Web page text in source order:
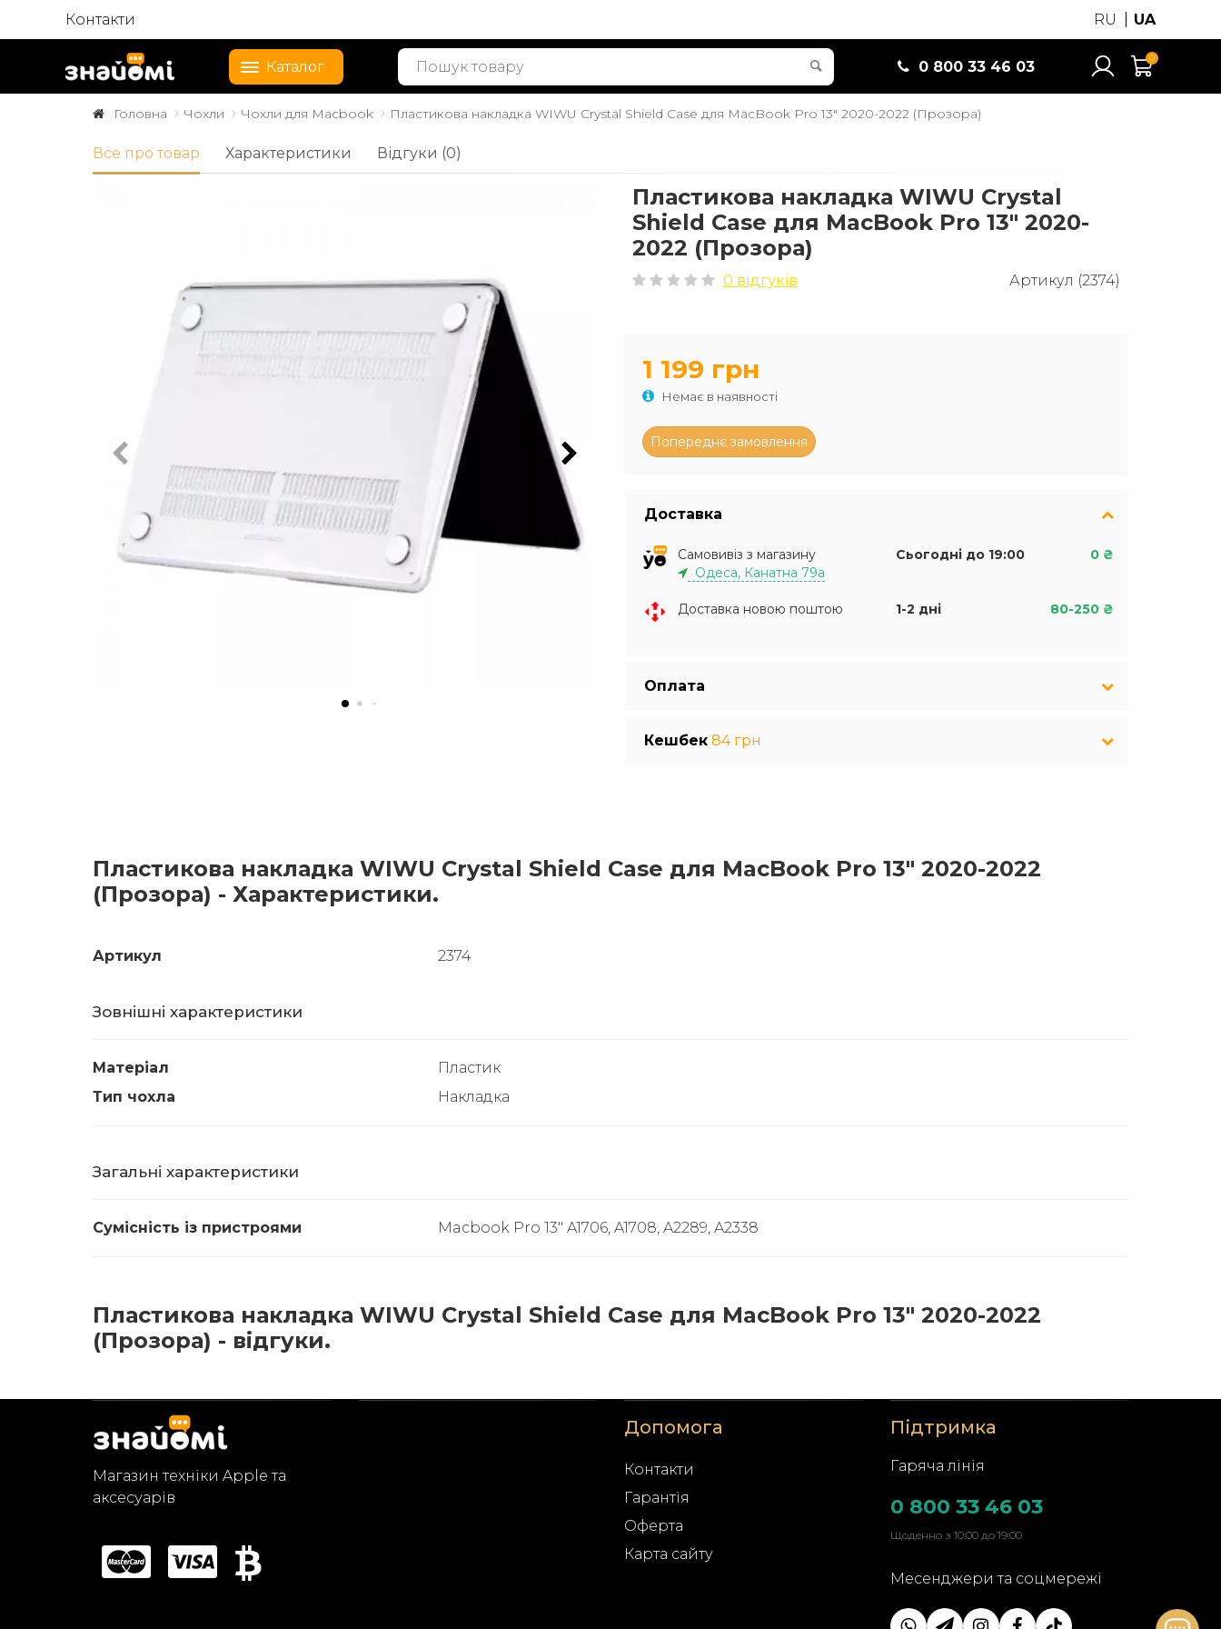
Контакти RU UA
Каталог 0 800 33 46 03
0
Головна Чохли Чохли для Macbook Пластикова накладка WIWU Crystal Shield Case для MacBook Pro 13" 2020-2022 (Прозора)
Все про товар Характеристики Відгуки (0)
Пластикова накладка WIWU Crystal
Shield Case для MacBook Pro 13" 2020-
2022 (Прозора)
0 відгуків Артикул (2374)
1 199 грн
Немає в наявності
Доставка
Самовивіз з магазину
Одеса, Канатна 79а
Сьогодні до 19:00 0 ₴
Доставка новою поштою 1-2 дні 80-250 ₴
Оплата
Кешбек 84 грн
Пластикова накладка WIWU Crystal Shield Case для MacBook Pro 13" 2020-2022
(Прозора) - Характеристики.
Артикул 2374
Зовнішні характеристики
Матеріал
Пластик
Тип чохла
Накладка
Загальні характеристики
Сумісність із пристроями Macbook Pro 13" A1706, A1708, A2289, A2338
Пластикова накладка WIWU Crystal Shield Case для MacBook Pro 13" 2020-2022
(Прозора) - відгуки.
Магазин техніки Apple та
аксесуарів
Допомога
Контакти
Гарантія
Оферта
Карта сайту
Підтримка
Гаряча лінія
0 800 33 46 03
Щоденно з 10:00 до 19:00
Месенджери та соцмережі